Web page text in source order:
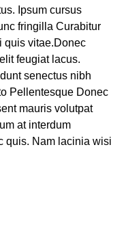
Ipsum cursus
fringilla Curabitur
quis vitae.Donec
feugiat lacus.
senectus nibh
Pellentesque Donec
mauris volutpat
at interdum
quis. Nam lacinia wisi